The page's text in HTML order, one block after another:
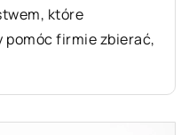
które
pomóc firmie zbierać,